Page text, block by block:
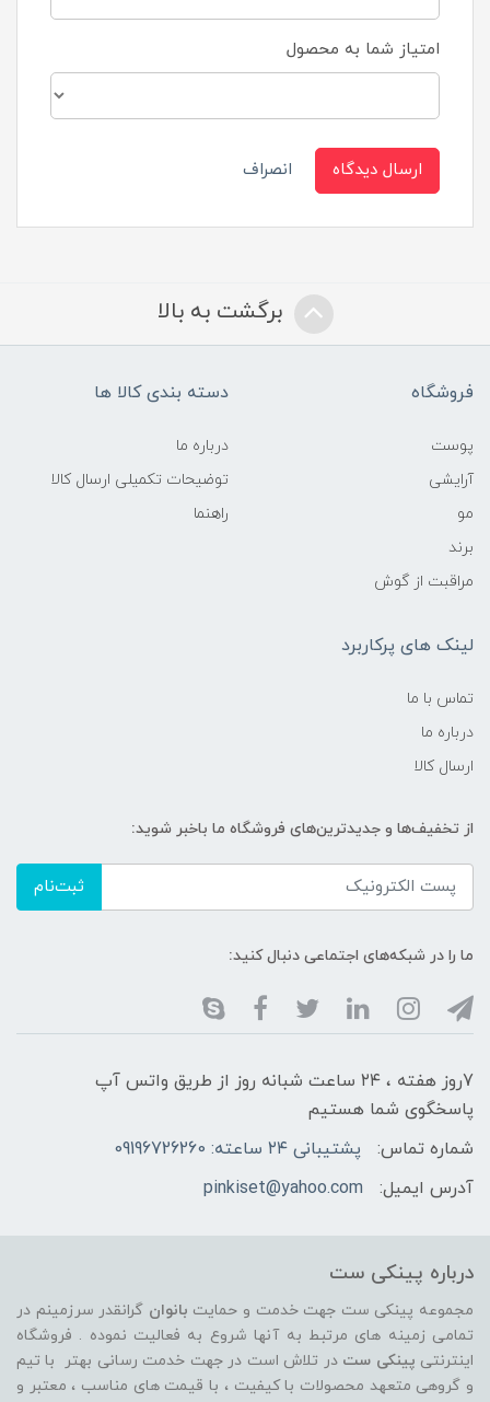
امتیاز شما به محصول
ارسال دیدگاه انصراف
برگشت به بالا
فروشگاه
پوست
آرایشی
مو
برند
مراقبت از گوش
دسته بندی کالا ها
درباره ما
توضیحات تکمیلی ارسال کالا
راهنما
لینک های پرکاربرد
تماس با ما
درباره ما
ارسال کالا
از تخفیف‌ها و جدیدترین‌های فروشگاه ما باخبر شوید:
ثبت‌نام
ما را در شبکه‌های اجتماعی دنبال کنید:
7روز هفته ، ۲۴ ساعت شبانه‌ روز از طریق واتس آپ
پاسخگوی شما هستیم
شماره تماس:
پشتیبانی ۲۴ ساعته: 09196726260
آدرس ایمیل:
pinkiset@yahoo.com
درباره پینکی ست
مجموعه پینکی ست جهت خدمت و حمایت بانوان گرانقدر سرزمینم در
تمامی زمینه های مرتبط به آنها شروع به فعالیت نموده . فروشگاه
اینترنتی پینکی ست در تلاش است در جهت خدمت رسانی بهتر با تیم
و گروهی متعهد محصولات با کیفیت ، با قیمت های مناسب ، معتبر و